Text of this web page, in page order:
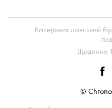
Катеринославський
Щоденно
©